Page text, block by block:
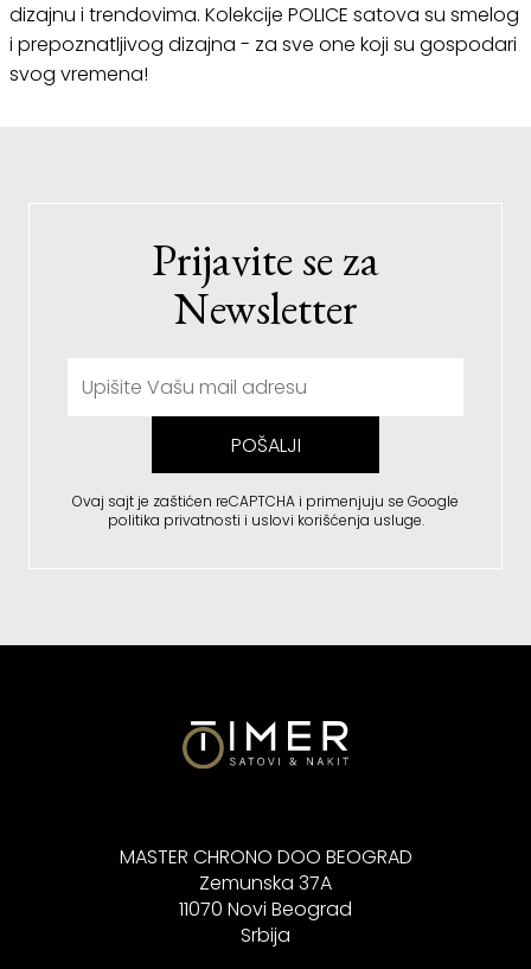
dizajnu i trendovima. Kolekcije POLICE satova su smelog
i prepoznatljivog dizajna - za sve one koji su gospodari
svog vremena!
Prijavite se za
Newsletter
POŠALJI
Ovaj sajt je zaštićen reCAPTCHA i primenjuju se Google
politika privatnosti i uslovi korišćenja usluge.
MASTER CHRONO DOO BEOGRAD
Zemunska 37A
11070 Novi Beograd
Srbija